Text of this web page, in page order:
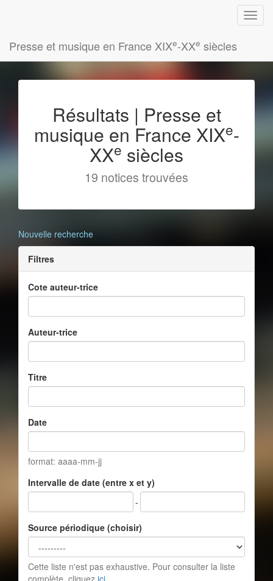
Presse et musique en France XIXe-XXe siècles
Résultats | Presse et
musique en France XIXe-
XXe siècles
19 notices trouvées
Nouvelle recherche
Filtres
Cote auteur-trice
Auteur-trice
Titre
Date
format: aaaa-mm-jj
Intervalle de date (entre x et y)
-
Source périodique (choisir)
Cette liste n'est pas exhaustive. Pour consulter la liste
complète, cliquez ici.